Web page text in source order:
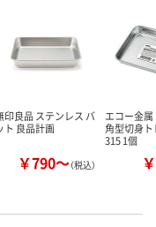
印良品 ステンレス バ
ト 良品計画
￥790～（税込）
エコー金
角型切身ト
315 1個